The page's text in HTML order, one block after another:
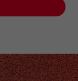
Consent-
falls der
eingestellt